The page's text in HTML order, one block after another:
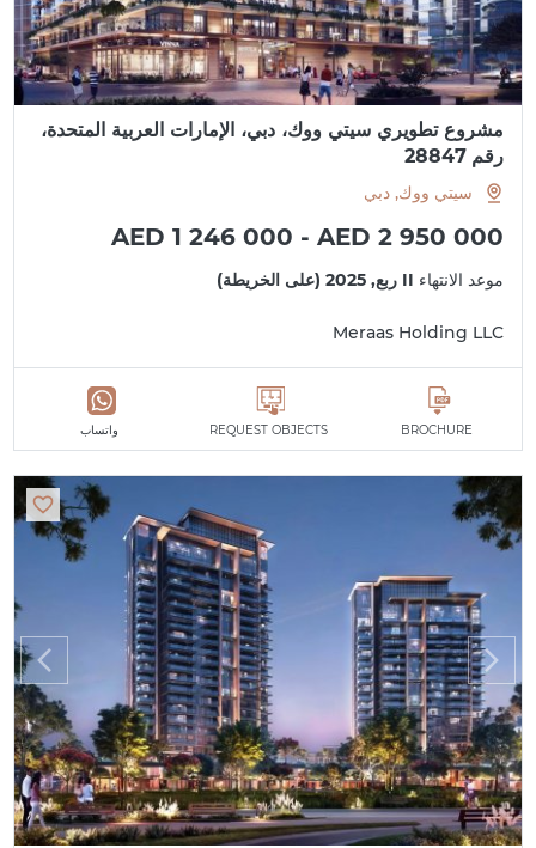
مشروع تطويري سيتي ووك، دبي، الإمارات العربية المتحدة،
رقم 28847
سيتي ووك, دبي
AED 1 246 000 - AED 2 950 000
موعد الانتهاء II ربع, 2025 (على الخريطة)
Meraas Holding LLC
BROCHURE
REQUEST OBJECTS واتساب